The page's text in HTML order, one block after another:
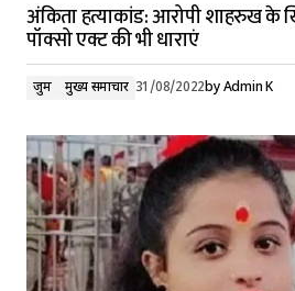
अंकिता हत्याकांड: आरोपी शाहरुख के
पॉक्सो एक्ट की भी धाराएं
जुर्म मुख्य समाचार 31/08/2022by Admin K